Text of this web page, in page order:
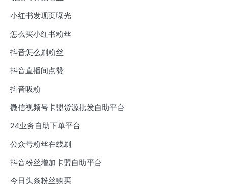
小红书发现页曝光
怎么买小红书粉丝
抖音怎么刷粉丝
抖音直播间点赞
抖音吸粉
微信视频号卡盟货源批发自助平台
24业务自助下单平台
公众号粉丝在线刷
抖音粉丝增加卡盟自助平台
今日头条粉丝购买